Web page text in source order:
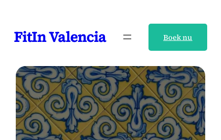
inhoud
FitIn Valencia Boek nu